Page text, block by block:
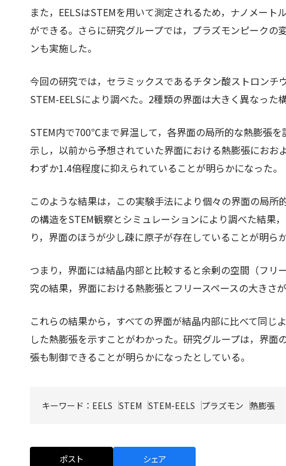
また，EELSはSTEMを用いて測定されるため，ナノメー
ができる。さらに研究グループでは，プラズモンピーク
ンも実施した。
今回の研究では，セラミックスであるチタン酸ストロンチ
STEM-EELSにより調べた。2種類の界面は大きく異なった
STEM内で700℃まで昇温して，各界面の局所的な熱膨張
示し，以前から予想されていた界面における熱膨張にお
わずか1.4倍程度に抑えられていることが明らかになった。
このような結果は，この実験手法により個々の界面の局
の構造をSTEM観察とシミュレーションにより調べた結果
り，界面のほうが少し疎に原子が存在していることが明ら
つまり，界面には結晶内部と比較すると余剰の空間（フ
究の結果，界面における熱膨張とフリースペースの大きさ
これらの結果から，すべての界面が結晶内部に比べて同
した熱膨張を示すことがわかった。研究グループは，界
張も制御できることが明らかになったとしている。
キーワード： EELS STEM STEM-EELS プラズモン 熱膨張
ポスト シェア